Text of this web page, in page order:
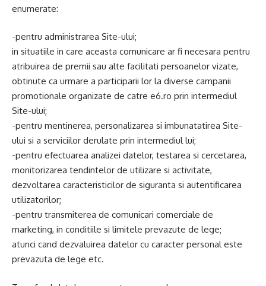
enumerate:
-pentru administrarea Site-ului;
in situatiile in care aceasta comunicare ar fi necesara pentru
atribuirea de premii sau alte facilitati persoanelor vizate,
obtinute ca urmare a participarii lor la diverse campanii
promotionale organizate de catre e6.ro prin intermediul
Site-ului;
-pentru mentinerea, personalizarea si imbunatatirea Site-
ului si a serviciilor derulate prin intermediul lui;
-pentru efectuarea analizei datelor, testarea si cercetarea,
monitorizarea tendintelor de utilizare si activitate,
dezvoltarea caracteristicilor de siguranta si autentificarea
utilizatorilor;
-pentru transmiterea de comunicari comerciale de
marketing, in conditiile si limitele prevazute de lege;
atunci cand dezvaluirea datelor cu caracter personal este
prevazuta de lege etc.